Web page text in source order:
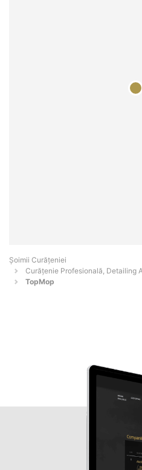
Șoimii Curățeniei
Curățenie Profesională, Detailing
TopMop